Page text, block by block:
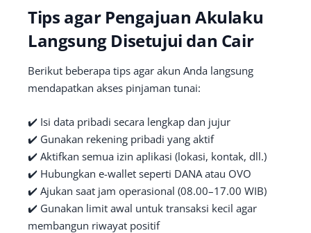
Tips agar Pengajuan Akulaku
Langsung Disetujui dan Cair
Berikut beberapa tips agar akun Anda langsung
mendapatkan akses pinjaman tunai:
✔️ Isi data pribadi secara lengkap dan jujur
✔️ Gunakan rekening pribadi yang aktif
✔️ Aktifkan semua izin aplikasi (lokasi, kontak, dll.)
✔️ Hubungkan e-wallet seperti DANA atau OVO
✔️ Ajukan saat jam operasional (08.00–17.00 WIB)
✔️ Gunakan limit awal untuk transaksi kecil agar
membangun riwayat positif